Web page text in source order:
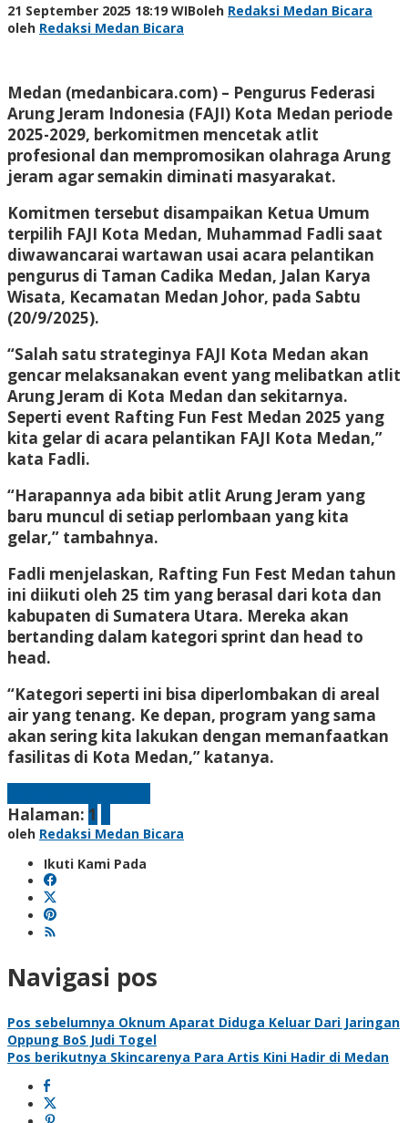
21 September 2025 18:19 WIBoleh Redaksi Medan Bicara
oleh Redaksi Medan Bicara
Medan (medanbicara.com) – Pengurus Federasi
Arung Jeram Indonesia (FAJI) Kota Medan periode
2025-2029, berkomitmen mencetak atlit
profesional dan mempromosikan olahraga Arung
jeram agar semakin diminati masyarakat.
Komitmen tersebut disampaikan Ketua Umum
terpilih FAJI Kota Medan, Muhammad Fadli saat
diwawancarai wartawan usai acara pelantikan
pengurus di Taman Cadika Medan, Jalan Karya
Wisata, Kecamatan Medan Johor, pada Sabtu
(20/9/2025).
“Salah satu strateginya FAJI Kota Medan akan
gencar melaksanakan event yang melibatkan atlit
Arung Jeram di Kota Medan dan sekitarnya.
Seperti event Rafting Fun Fest Medan 2025 yang
kita gelar di acara pelantikan FAJI Kota Medan,”
kata Fadli.
“Harapannya ada bibit atlit Arung Jeram yang
baru muncul di setiap perlombaan yang kita
gelar,” tambahnya.
Fadli menjelaskan, Rafting Fun Fest Medan tahun
ini diikuti oleh 25 tim yang berasal dari kota dan
kabupaten di Sumatera Utara. Mereka akan
bertanding dalam kategori sprint dan head to
head.
“Kategori seperti ini bisa diperlombakan di areal
air yang tenang. Ke depan, program yang sama
akan sering kita lakukan dengan memanfaatkan
fasilitas di Kota Medan,” katanya.
Halaman: 1
oleh Redaksi Medan Bicara
Ikuti Kami Pada
Navigasi pos
Pos sebelumnya Oknum Aparat Diduga Keluar Dari Jaringan
Oppung BoS Judi Togel
Pos berikutnya Skincarenya Para Artis Kini Hadir di Medan